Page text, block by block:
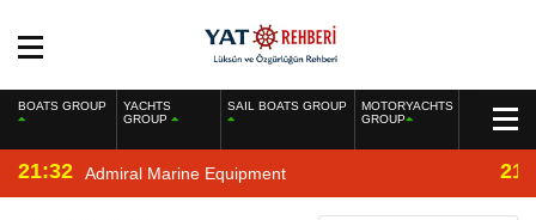
BOATS GROUP
YACHTS
GROUP
SAIL BOATS GROUP
MOTORYACHTS
GROUP
21:32 Admiral Marine Equipment